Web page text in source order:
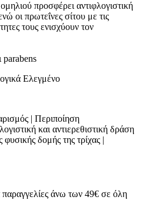
προσφέρει αντιφλογιστική
οι πρωτεΐνες σίτου με τις
τους ενισχύουν τον
Ελεγμένο
| Περιποίηση
και αντιερεθιστική δράση
δομής της τρίχας |
άνω των 49€ σε όλη